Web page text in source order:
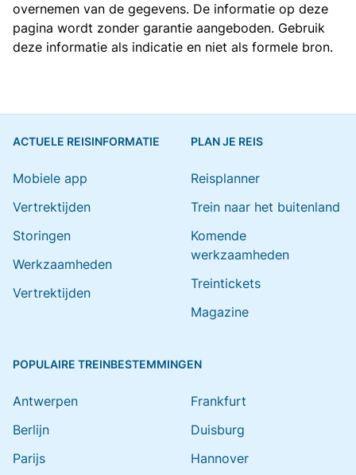
overnemen van de gegevens. De informatie op deze
pagina wordt zonder garantie aangeboden. Gebruik
deze informatie als indicatie en niet als formele bron.
ACTUELE REISINFORMATIE
Mobiele app
Vertrektijden
Storingen
Werkzaamheden
Vertrektijden
PLAN JE REIS
Reisplanner
Trein naar het buitenland
Komende
werkzaamheden
Treintickets
Magazine
POPULAIRE TREINBESTEMMINGEN
Antwerpen
Berlijn
Parijs
Frankfurt
Duisburg
Hannover